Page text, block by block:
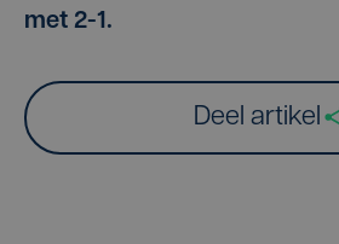
met 2-1.
Deel artikel